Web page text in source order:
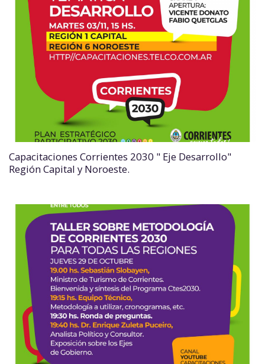
Capacitaciones Corrientes 2030 " Eje Desarrollo"
Región Capital y Noroeste.